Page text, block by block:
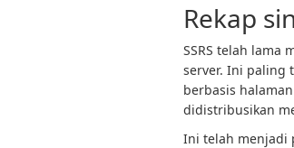
Rekap
SSRS telah lama
server. Ini paling
berbasis
didistribusikan
Ini telah menjadi